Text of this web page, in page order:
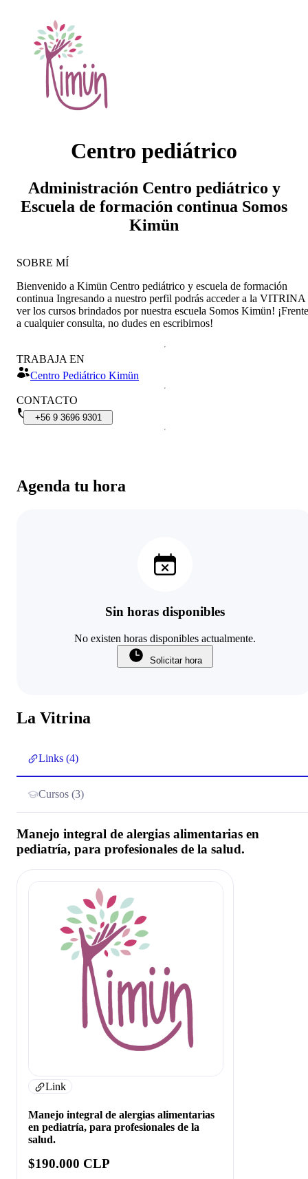
Centro pediátrico
Administración Centro pediátrico y
Escuela de formación continua Somos
Kimün
Agenda tu hora
Sin horas disponibles
No existen horas disponibles actualmente.
Solicitar hora
La Vitrina
Links (4)
Cursos (3)
Manejo integral de alergias alimentarias en
pediatría, para profesionales de la salud.
Link
Manejo integral de alergias alimentarias
en pediatría, para profesionales de la
salud.
$190.000 CLP
SOBRE MÍ
Bienvenido a Kimün Centro pediátrico y escuela de formación
continua Ingresando a nuestro perfil podrás acceder a la VITRINA
ver los cursos brindados por nuestra escuela Somos Kimün! ¡Frente
a cualquier consulta, no dudes en escribirnos!
TRABAJA EN
Centro Pediátrico Kimün
CONTACTO
+56 9 3696 9301